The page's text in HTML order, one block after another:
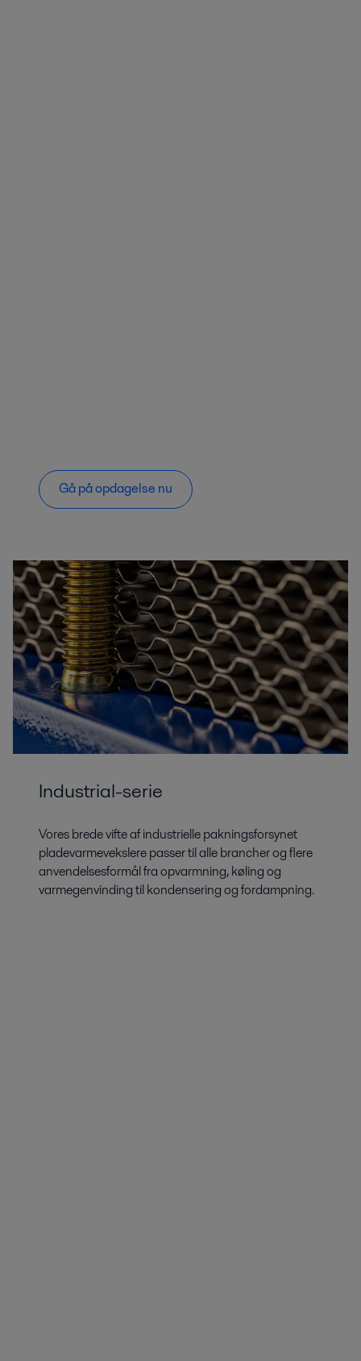
Gå på opdagelse nu
Industrial-serie
Vores brede vifte af industrielle pakningsforsynet
pladevarmevekslere passer til alle brancher og flere
anvendelsesformål fra opvarmning, køling og
varmegenvinding til kondensering og fordampning.